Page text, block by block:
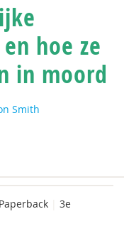
hoe ze
in moord
Smith
Paperback
3e